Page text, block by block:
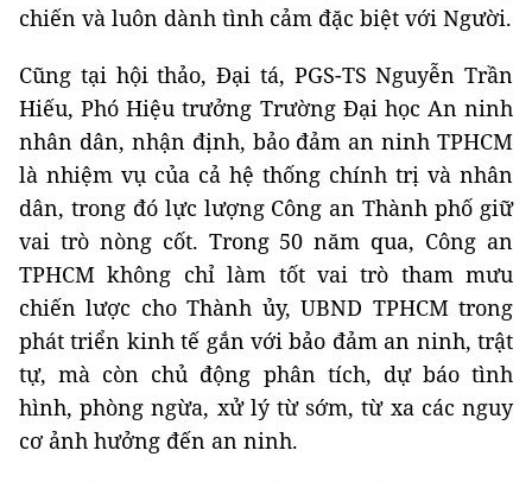
chiến và luôn dành tình cảm đặc biệt với Người.
Cũng tại hội thảo, Đại tá, PGS-TS Nguyễn Trần
Hiếu, Phó Hiệu trưởng Trường Đại học An ninh
nhân dân, nhận định, bảo đảm an ninh TPHCM
là nhiệm vụ của cả hệ thống chính trị và nhân
dân, trong đó lực lượng Công an Thành phố giữ
vai trò nòng cốt. Trong 50 năm qua, Công an
TPHCM không chỉ làm tốt vai trò tham mưu
chiến lược cho Thành ủy, UBND TPHCM trong
phát triển kinh tế gắn với bảo đảm an ninh, trật
tự, mà còn chủ động phân tích, dự báo tình
hình, phòng ngừa, xử lý từ sớm, từ xa các nguy
cơ ảnh hưởng đến an ninh.